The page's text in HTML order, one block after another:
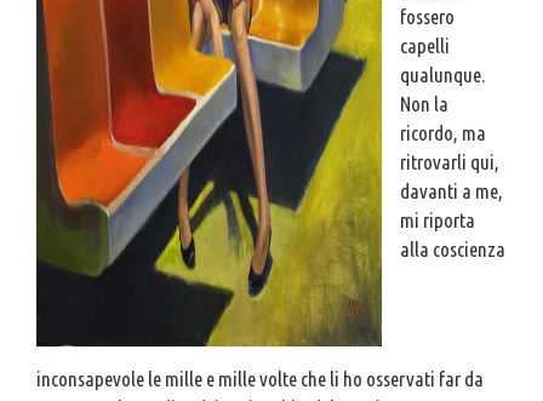
fossero
capelli
qualunque.
Non la
ricordo, ma
ritrovarli qui,
davanti a me,
mi riporta
alla coscienza
inconsapevole le mille e mille volte che li ho osservati far da